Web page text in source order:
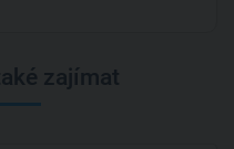
zajímat